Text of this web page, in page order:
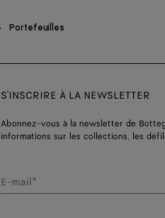
Portefeuilles
S'INSCRIRE À LA NEWSLETTER
Abonnez-vous à la newsletter de
informations sur les collections, les
E-mail*